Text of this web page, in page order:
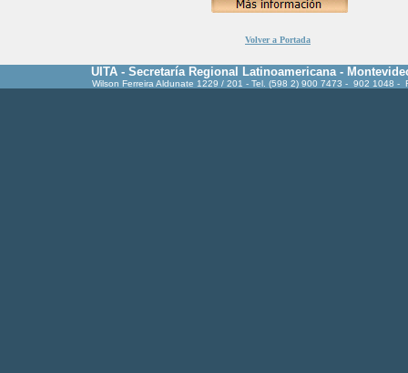
Volver a Portada
UITA - Secretaría Regional Latinoamericana -
Wilson Ferreira Aldunate 1229 / 201 - Tel. (598 2) 900 7473 - 902 1048 -